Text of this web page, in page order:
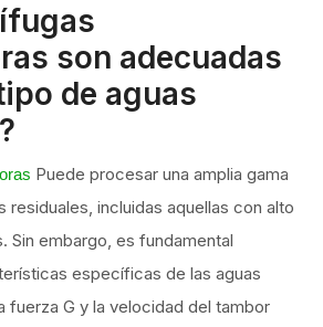
son adecuadas
de aguas
Puede procesar una amplia gama
residuales, incluidas aquellas con alto
Sin embargo, es fundamental
específicas de las aguas
fuerza G y la velocidad del tambor